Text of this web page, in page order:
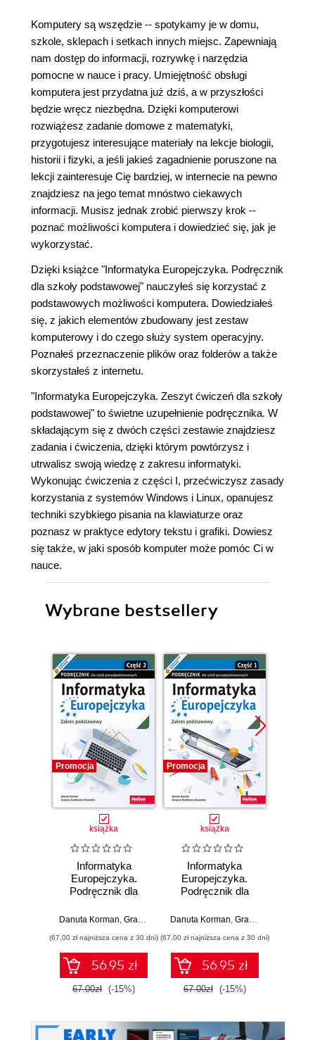
Komputery są wszędzie -- spotykamy je w domu,
szkole, sklepach i setkach innych miejsc. Zapewniają
nam dostęp do informacji, rozrywkę i narzędzia
pomocne w nauce i pracy. Umiejętność obsługi
komputera jest przydatna już dziś, a w przyszłości
będzie wręcz niezbędna. Dzięki komputerowi
rozwiążesz zadanie domowe z matematyki,
przygotujesz interesujące materiały na lekcje biologii,
historii i fizyki, a jeśli jakieś zagadnienie poruszone na
lekcji zainteresuje Cię bardziej, w internecie na pewno
znajdziesz na jego temat mnóstwo ciekawych
informacji. Musisz jednak zrobić pierwszy krok --
poznać możliwości komputera i dowiedzieć się, jak je
wykorzystać.
Dzięki książce "Informatyka Europejczyka. Podręcznik
dla szkoły podstawowej" nauczyłeś się korzystać z
podstawowych możliwości komputera. Dowiedziałeś
się, z jakich elementów zbudowany jest zestaw
komputerowy i do czego służy system operacyjny.
Poznałeś przeznaczenie plików oraz folderów a także
skorzystałeś z internetu.
"Informatyka Europejczyka. Zeszyt ćwiczeń dla szkoły
podstawowej" to świetne uzupełnienie podręcznika. W
składającym się z dwóch części zestawie znajdziesz
zadania i ćwiczenia, dzięki którym powtórzysz i
utrwalisz swoją wiedzę z zakresu informatyki.
Wykonując ćwiczenia z części I, przećwiczysz zasady
korzystania z systemów Windows i Linux, opanujesz
techniki szybkiego pisania na klawiaturze oraz
poznasz w praktyce edytory tekstu i grafiki. Dowiesz
się także, w jaki sposób komputer może pomóc Ci w
nauce.
Wybrane bestsellery
Promocja
książka
Informatyka
Europejczyka.
Podręcznik dla
ponadpodstawowych.
podstawowy.
Część 2 (wydanie
z numerem
dopuszczenia)
Danuta Korman, Grażyna Szabłowicz-Zawadzka
(67,00 zł najniższa cena z 30 dni)
56.95 zł
67.00zł (-15%)
Promocja
książka
Informatyka
Europejczyka.
Podręcznik dla
ponadpodstawowych.
podstawowy.
Część 1
Danuta Korman, Grażyna Szabłowicz-Zawadzka
(67,00 zł najniższa cena z 30 dni)
56.95 zł
67.00zł (-15%)